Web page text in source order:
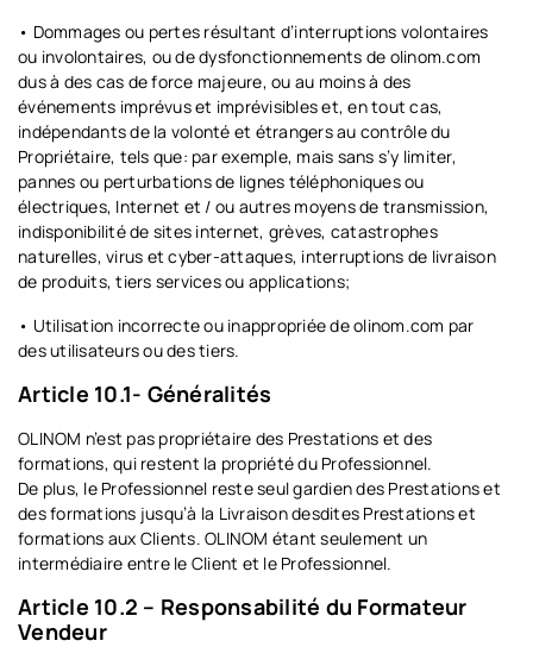
• Dommages ou pertes résultant d’interruptions volontaires
ou involontaires, ou de dysfonctionnements de olinom.com
dus à des cas de force majeure, ou au moins à des
événements imprévus et imprévisibles et, en tout cas,
indépendants de la volonté et étrangers au contrôle du
Propriétaire, tels que: par exemple, mais sans s’y limiter,
pannes ou perturbations de lignes téléphoniques ou
électriques, Internet et / ou autres moyens de transmission,
indisponibilité de sites internet, grèves, catastrophes
naturelles, virus et cyber-attaques, interruptions de livraison
de produits, tiers services ou applications;
• Utilisation incorrecte ou inappropriée de olinom.com par
des utilisateurs ou des tiers.
Article 10.1- Généralités
OLINOM n’est pas propriétaire des Prestations et des
formations, qui restent la propriété du Professionnel.
De plus, le Professionnel reste seul gardien des Prestations et
des formations jusqu’à la Livraison desdites Prestations et
formations aux Clients. OLINOM étant seulement un
intermédiaire entre le Client et le Professionnel.
Article 10.2 – Responsabilité du Formateur
Vendeur